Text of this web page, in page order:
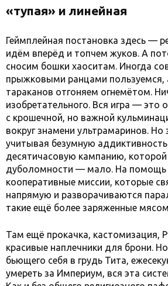
«тупая» и линейная
Геймплейная постановка здесь —
идём вперёд и топчем жуков. А
сносим бошки хаоситам. Иногда
прыжковыми ранцами пользуемся,
тараканов отгоняем огнемётом.
изобретательного. Вся игра — это
с крошечной, но важной
вокруг знамени ультрамаринов. Но
учитывая безумную
десятичасовую кампанию, которой
дуболомности — мало. На помощь
кооперативные миссии, которые
напрямую и разворачиваются
такие ещё более заряженные
Там ещё прокачка, кастомизация,
красивые наплечники для брони.
бьющего себя в грудь Тита,
умереть за Империум, вся эта